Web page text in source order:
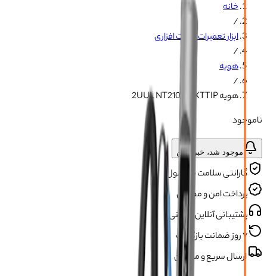
خانه
/
ابزار تعمیرات سخت افزاری
/
هویه
/
هویه 2UUL NT210 NEXTTIP
ناموجود
موجود شد، خبرم کن
گارانتی سلامت محصول
پرداخت امن و مطمئن
پشتیبانی آنلاین و تلفنی
۷ روز ضمانت بازگشت
ارسال سریع و مطمئن